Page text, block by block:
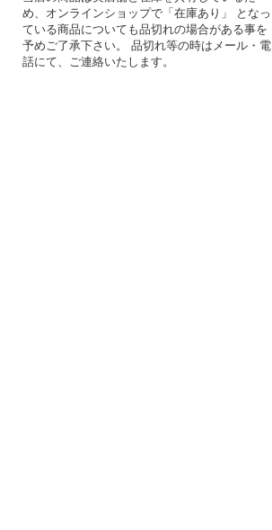
め、オンラインショップで「在庫あり」 となっ
ている商品についても品切れの場合がある事を
予めご了承下さい。 品切れ等の時はメール・電
話にて、ご連絡いたします。